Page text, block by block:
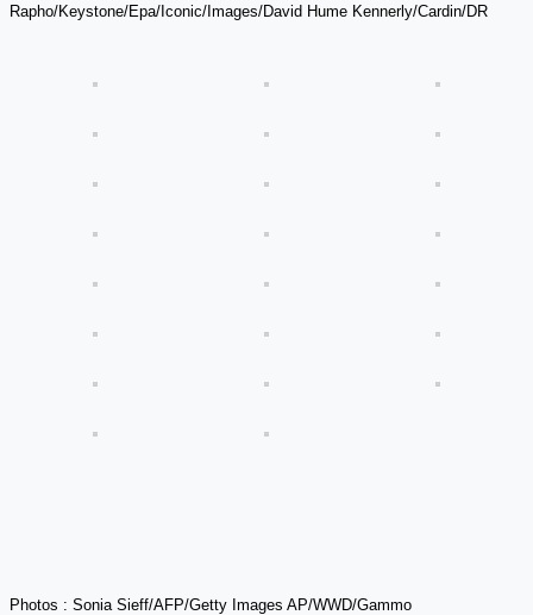
Rapho/Keystone/Epa/Iconic/Images/David Hume Kennerly/Cardin/DR
Photos : Sonia Sieff/AFP/Getty Images AP/WWD/Gammo